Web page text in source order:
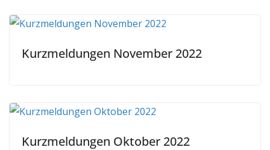
Kurzmeldungen November 2022
Kurzmeldungen Oktober 2022